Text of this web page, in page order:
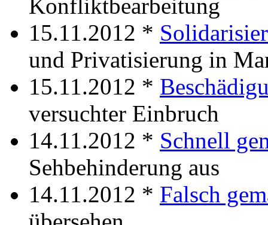
Konfliktbearbeitung
15.11.2012 *
und Privatisierung in
15.11.2012 *
versuchter Einbruch
14.11.2012 * Schnell
Sehbehinderung aus
14.11.2012 * Falsch